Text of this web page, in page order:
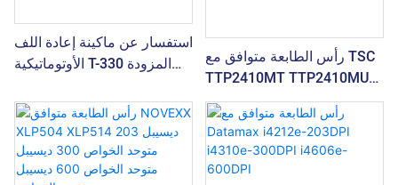
استفسار عن ماكينة إعادة اللف
الأوتوماتيكية T-330 المزودة
رأس الطابعة متوافق مع TSC
TTP2410MT TTP2410MU
203 ديسيبل متوحد الخواص
300 ديسيبل متوحد الخواص
600 ديسيبل متوحد الخواص